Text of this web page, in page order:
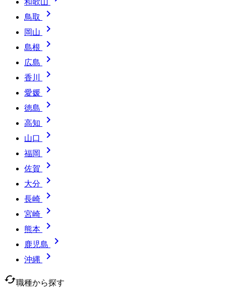
鳥取 
岡山 
島根 
広島 
香川 
愛媛 
徳島 
高知 
山口 
福岡 
佐賀 
大分 
長崎 
宮崎 
熊本 
鹿児島 
沖縄

cached職種から探す